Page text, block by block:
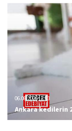
06.08.2026 12:23
Ankara kedilerin